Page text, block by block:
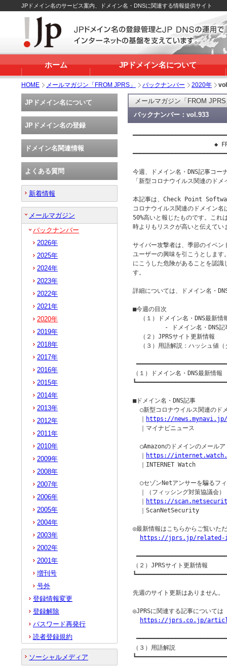
JPドメイン名のサービス案内、ドメイン名・DNSに関連する情報提供サイト
ホーム JPドメイン名について
HOME メールマガジン「FROM JPRS」 バックナンバー 2020年
メールマガジン「FROM
バックナンバー：vol.933
◆
今週、ドメイン名・DNS記事コー
「新型コロナウイルス関連のド
本記事は、Check Point
コロナウイルス関連のドメイン
50%高いと報じたものです。これ
時よりもリスクが高いと伝えてい
サイバー攻撃者は、季節のイベ
ユーザーの興味を引こうとしま
にこうした危険があることを認
す。
詳細については、ドメイン名・
■今週の目次
（１）ドメイン名・DNS最新情
- ドメイン名・DNS記
  （２）JPRSサイト更新情報
（３）用語解説：ハッシュ値（
（１）ドメイン名・DNS最新情報
■ドメイン名・DNS記事
○新型コロナウイルス関連のド
https://
  ｜マイナビニュース
○Amazonのドメインのメールア
https://
  ｜INTERNET Watch
○セゾンNetアンサーを騙るフ
  ｜（フィッシング対策協議会）
https://
  ｜ScanNetSecurity
◎最新情報はこちらからご覧いた
https://jprs.jp/related-
（２）JPRSサイト更新情報
先週のサイト更新はありません。
◎JPRSに関連する記事について
https://jprs.co.jp/
（３）用語解説
JPドメイン名について
JPドメイン名の登録
ドメイン名関連情報
よくある質問
新着情報
メールマガジン
バックナンバー
2026年
2025年
2024年
2023年
2022年
2021年
2020年
2019年
2018年
2017年
2016年
2015年
2014年
2013年
2012年
2011年
2010年
2009年
2008年
2007年
2006年
2005年
2004年
2003年
2002年
2001年
増刊号
号外
登録情報変更
登録解除
パスワード再発行
読者登録規約
ソーシャルメディア